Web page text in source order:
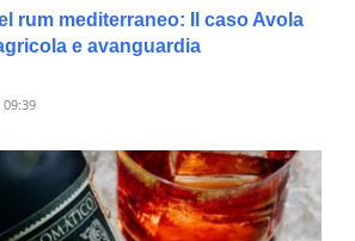
rum mediterraneo: Il caso Avola
e avanguardia